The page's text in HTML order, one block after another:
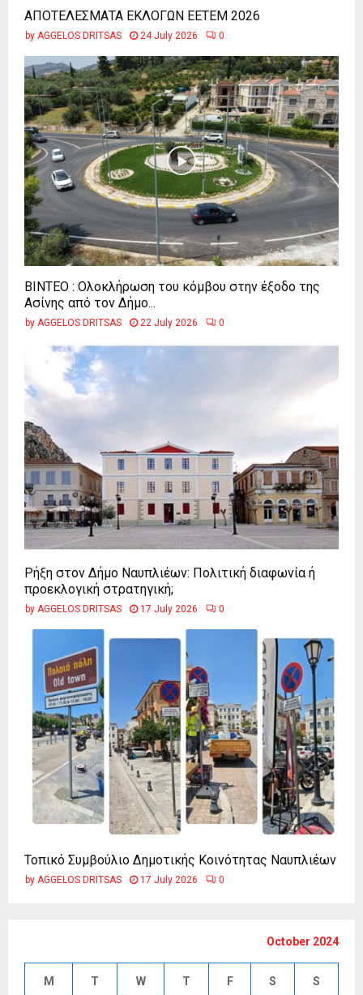
ΑΠΟΤΕΛΕΣΜΑΤΑ ΕΚΛΟΓΩΝ ΕΕΤΕΜ 2026
by AGGELOS DRITSAS 24 July 2026 0
ΒΙΝΤΕΟ : Ολοκλήρωση του κόμβου στην έξοδο της
Ασίνης από τον Δήμο...
by AGGELOS DRITSAS 22 July 2026 0
Ρήξη στον Δήμο Ναυπλιέων: Πολιτική διαφωνία ή
προεκλογική στρατηγική;
by AGGELOS DRITSAS 17 July 2026 0
Τοπικό Συμβούλιο Δημοτικής Κοινότητας Ναυπλιέων
by AGGELOS DRITSAS 17 July 2026 0
October 2024
M T W T F S S